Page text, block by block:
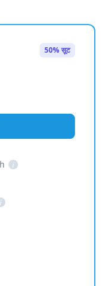
50% सूट
i
i